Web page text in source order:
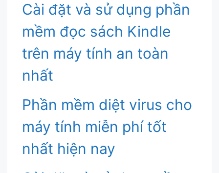
Cài đặt và sử dụng phần
mềm đọc sách Kindle
trên máy tính an toàn
nhất
Phần mềm diệt virus cho
máy tính miễn phí tốt
nhất hiện nay